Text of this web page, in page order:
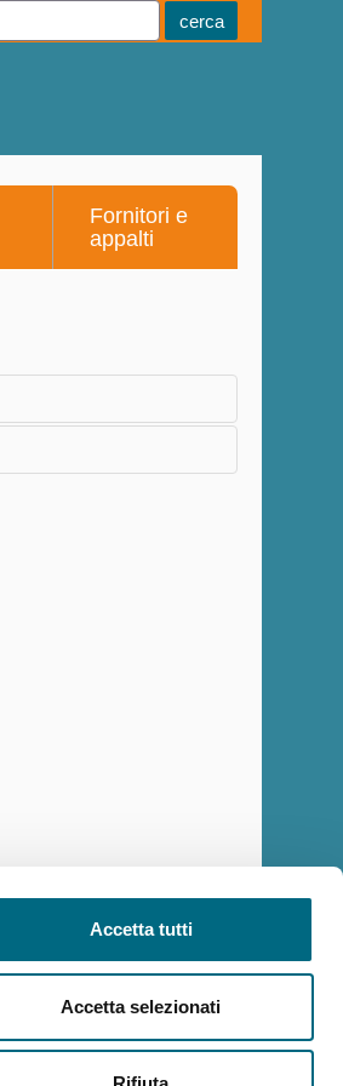
Accetta tutti
Accetta selezionati
Fornitori e
appalti